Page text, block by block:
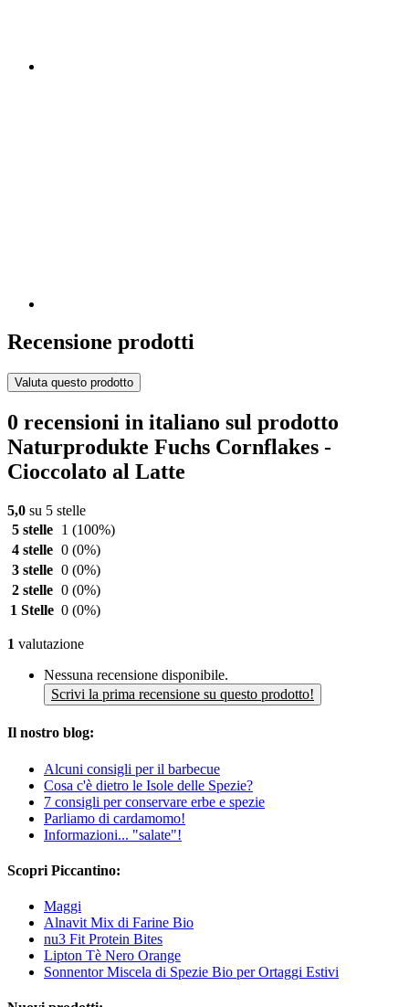
Recensione prodotti
Valuta questo prodotto
0 recensioni in italiano sul prodotto
Naturprodukte Fuchs Cornflakes -
Cioccolato al Latte
5,0 su 5 stelle
5 stelle
1 (100%)
4 stelle 0 (0%)
3 stelle 0 (0%)
2 stelle 0 (0%)
1 Stelle 0 (0%)
1 valutazione
Nessuna recensione disponibile.
Scrivi la prima recensione su questo prodotto!
Il nostro blog:
Alcuni consigli per il barbecue
Cosa c'è dietro le Isole delle Spezie?
7 consigli per conservare erbe e spezie
Parliamo di cardamomo!
Informazioni... "salate"!
Scopri Piccantino:
Maggi
Alnavit Mix di Farine Bio
nu3 Fit Protein Bites
Lipton Tè Nero Orange
Sonnentor Miscela di Spezie Bio per Ortaggi Estivi